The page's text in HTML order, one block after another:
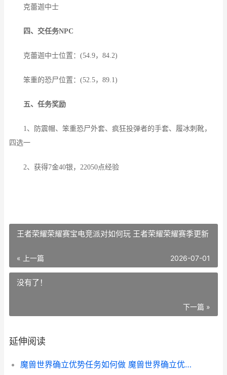
克蕾迦中士
四、交任务NPC
克蕾迦中士位置：(54.9，84.2)
笨重的恐尸位置：(52.5，89.1)
五、任务奖励
1、防震帽、笨重恐尸外套、疯狂投弹者的手套、履冰刺靴，
四选一
2、获得7金40银，22050点经验
王者荣耀荣耀赛宝电竞派对如何玩 王者荣耀荣耀赛季更新
« 上一篇 2026-07-01
没有了！
下一篇 »
延伸阅读
魔兽世界确立优势任务如何做 魔兽世界确立优势任务怎么做